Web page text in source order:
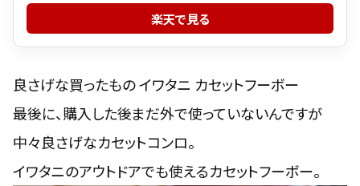
楽天で見る
良さげな買ったもの イワタニ カセットフーボー
最後に、購入した後まだ外で使っていないんですが
中々良さげなカセットコンロ。
イワタニのアウトドアでも使えるカセットフーボー。